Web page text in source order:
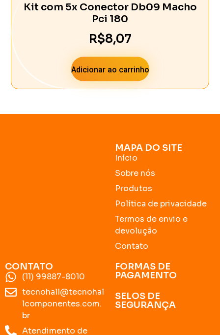
Kit com 5x Conector Db09 Macho
Pci 180
R$8,07
Adicionar ao carrinho
MAPA DO SITE
Início
Sobre nós
Produtos
Política de privacidade
Termos de envio e
devolução
Contato
CONTATO
(11) 99887-8010
tecnohall@tecnohal
lcomponentes.com.
br
Atendimento de
FORMAS DE
PAGAMENTO
SELOS DE
SEGURANÇA